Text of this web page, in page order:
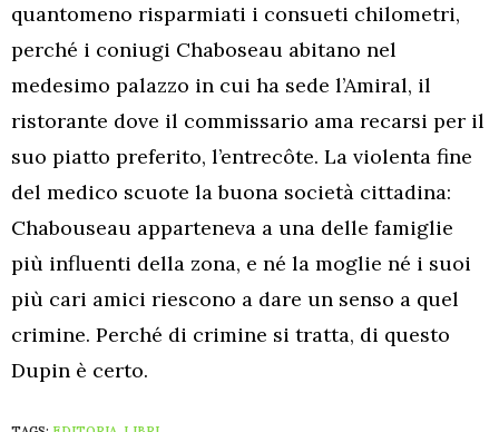
quantomeno risparmiati i consueti chilometri,
perché i coniugi Chaboseau abitano nel
medesimo palazzo in cui ha sede l’Amiral, il
ristorante dove il commissario ama recarsi per il
suo piatto preferito, l’entrecôte. La violenta fine
del medico scuote la buona società cittadina:
Chabouseau apparteneva a una delle famiglie
più influenti della zona, e né la moglie né i suoi
più cari amici riescono a dare un senso a quel
crimine. Perché di crimine si tratta, di questo
Dupin è certo.